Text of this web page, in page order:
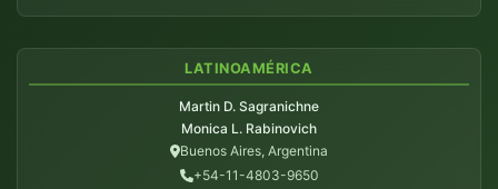
LATINOAMÉRICA
Martin D. Sagranichne
Monica L. Rabinovich
Buenos Aires, Argentina
+54-11-4803-9650